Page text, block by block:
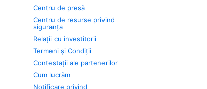
Centru de presă
Centru de resurse privind
siguranța
Relații cu investitorii
Termeni și Condiții
Contestații ale partenerilor
Cum lucrăm
Notificare privind